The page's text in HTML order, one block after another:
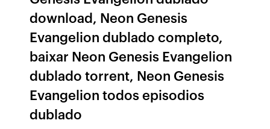
download, Neon Genesis
Evangelion dublado completo,
baixar Neon Genesis Evangelion
dublado torrent, Neon Genesis
Evangelion todos episodios
dublado